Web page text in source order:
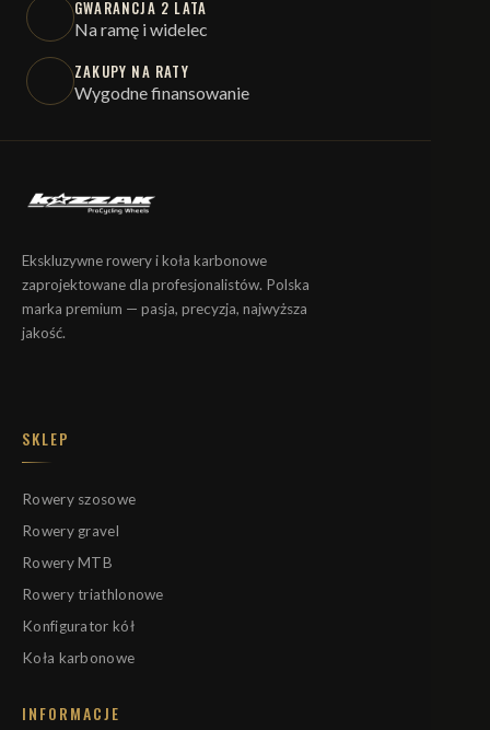
GWARANCJA 2 LATA
Na ramę i widelec
ZAKUPY NA RATY
Wygodne finansowanie
Ekskluzywne rowery i koła karbonowe
zaprojektowane dla profesjonalistów. Polska
marka premium — pasja, precyzja, najwyższa
jakość.
SKLEP
Rowery szosowe
Rowery gravel
Rowery MTB
Rowery triathlonowe
Konfigurator kół
Koła karbonowe
INFORMACJE